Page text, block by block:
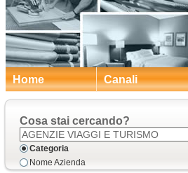
Home Canali
Cosa stai cercando?
Categoria
Nome Azienda